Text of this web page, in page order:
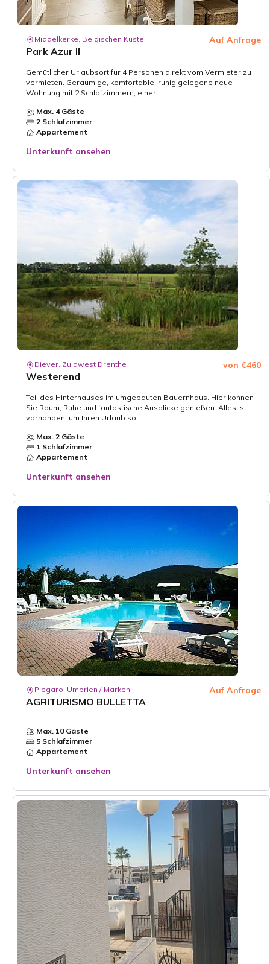
Middelkerke, Belgischen Küste
Park Azur II
Auf Anfrage
Gemütlicher Urlaubsort für 4 Personen direkt vom Vermieter zu
vermieten. Geräumige, komfortable, ruhig gelegene neue
Wohnung mit 2 Schlafzimmern, einer...
Max. 4 Gäste
2 Schlafzimmer
Appartement
Unterkunft ansehen
Diever, Zuidwest Drenthe
Westerend
von €460
Teil des Hinterhauses im umgebauten Bauernhaus. Hier können
Sie Raum, Ruhe und fantastische Ausblicke genießen. Alles ist
vorhanden, um Ihren Urlaub so...
Max. 2 Gäste
1 Schlafzimmer
Appartement
Unterkunft ansehen
Piegaro, Umbrien / Marken
AGRITURISMO BULLETTA
Auf Anfrage
Max. 10 Gäste
5 Schlafzimmer
Appartement
Unterkunft ansehen